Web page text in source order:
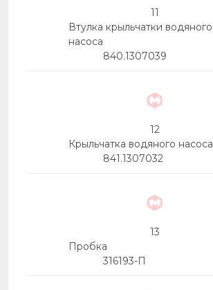
11
Втулка крыльчатки водяного
насоса
840.1307039
12
Крыльчатка водяного насоса
841.1307032
13
Пробка
316193-П